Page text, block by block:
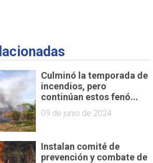
Culminó la temporada de
incendios, pero
continúan estos fenó...
09 de junio de 2024
Instalan comité de
prevención y combate de